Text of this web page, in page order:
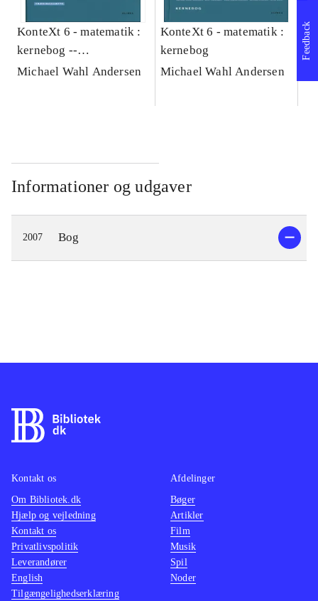
KonteXt 6 - matematik :
kernebog --
Træningshæfte
Michael Wahl Andersen
KonteXt 6 - matematik :
kernebog
Michael Wahl Andersen
Informationer og udgaver
2007 Bog
Feedback
Kontakt os
Om Bibliotek.dk
Hjælp og vejledning
Kontakt os
Privatlivspolitik
Leverandører
English
Tilgængelighedserklæring
Afdelinger
Bøger
Artikler
Film
Musik
Spil
Noder